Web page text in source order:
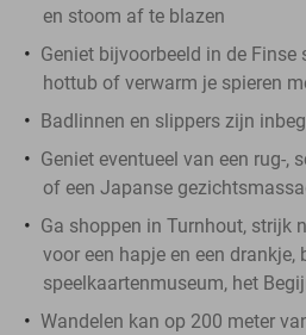
en stoom af te blazen
Geniet bijvoorbeeld in de
hottub of verwarm je spieren
Badlinnen en slippers zijn
Geniet eventueel van een rug-,
of een Japanse
Ga shoppen in Turnhout, strijk
voor een hapje en een drankje,
speelkaartenmuseum, het
Wandelen kan op 200 meter